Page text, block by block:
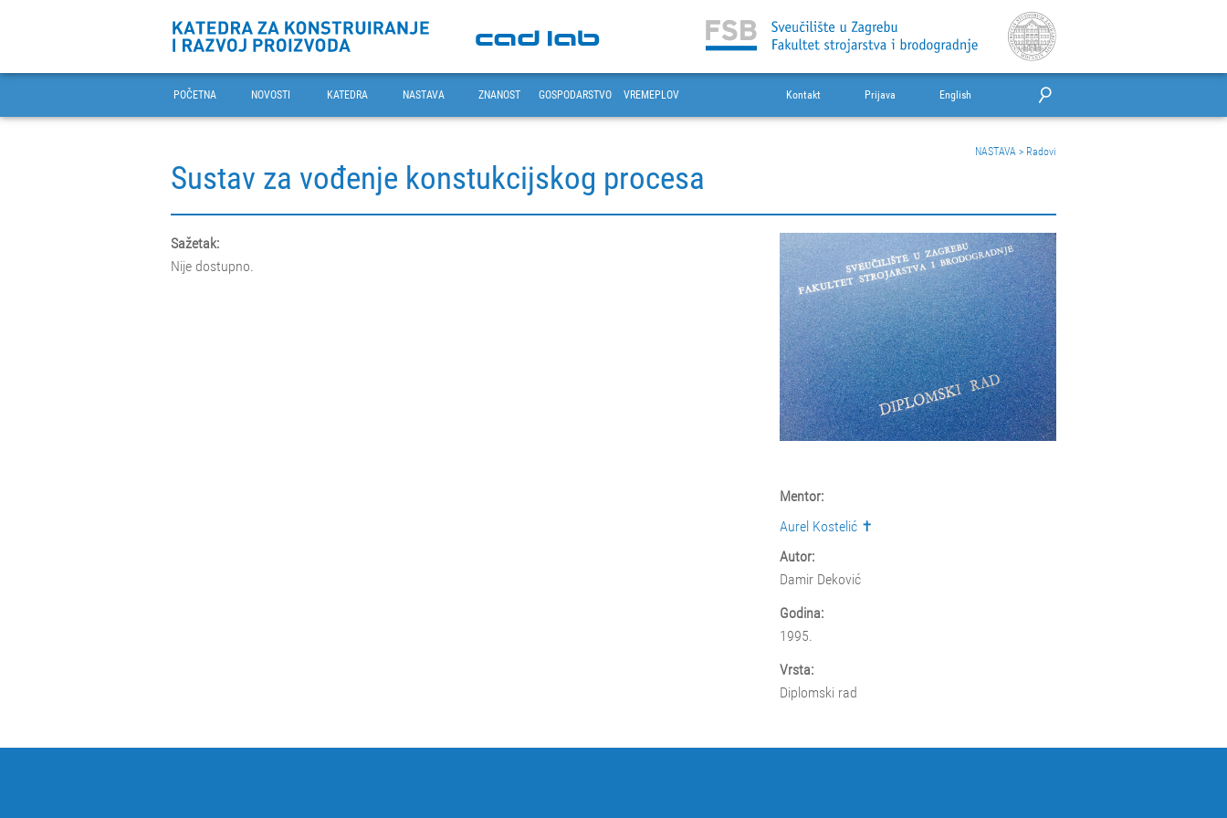
POČETNA NOVOSTI KATEDRA NASTAVA ZNANOST GOSPODARSTVO VREMEPLOV Kontakt Prijava English
NASTAVA > Radovi
Sustav za vođenje konstukcijskog procesa
Sažetak:
Nije dostupno.
Mentor:
Aurel Kostelić ✝
Autor:
Damir Deković
Godina:
1995.
Vrsta:
Diplomski rad